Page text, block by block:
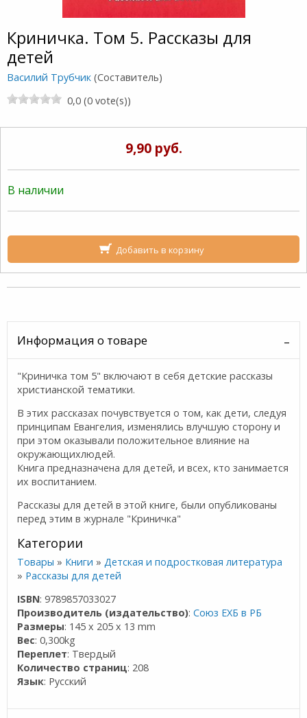
Криничка. Том 5. Рассказы для
детей
Василий Трубчик (Составитель)
0,0 (0 vote(s))
9,90 руб.
В наличии
Добавить в корзину
Информация о товаре
"Криничка том 5" включают в себя детские рассказы
христианской тематики.
В этих рассказах почувствуется о том, как дети, следуя
принципам Евангелия, изменялись влучшую сторону и
при этом оказывали положительное влияние на
окружающихлюдей.
Книга предназначена для детей, и всех, кто занимается
их воспитанием.
Рассказы для детей в этой книге, были опубликованы
перед этим в журнале "Криничка"
Категории
Товары » Книги »Детская и подростковая литература
» Рассказы для детей
ISBN: 9789857033027
Производитель (издательство):Союз ЕХБ в РБ
Размеры: 145 x 205 x 13 mm
Вес: 0,300kg
Переплет: Твердый
Количество страниц: 208
Язык: Русский